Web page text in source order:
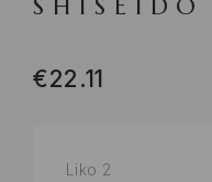
€22.11
Liko 2